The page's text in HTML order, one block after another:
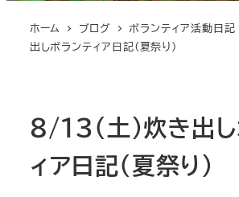
ホーム ブログ ボランティア活動日記
出しボランティア日記(夏祭り)
8/13(土)炊き出し
ィア日記(夏祭り)